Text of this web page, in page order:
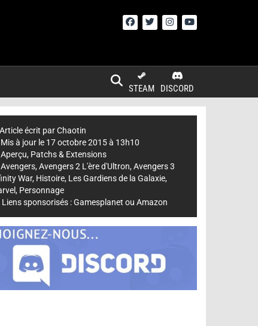
DISCORD
STEAM
Article écrit parChaotin
Mis à jour le 17 octobre 2015 à 13h10
Aperçu, Patchs & Extensions
Avengers, Avengers 2 L'ère d'Ultron, Avengers 3
War, Histoire, Les Gardiens de la Galaxie,
, Personnage
Liens sponsorisés :Gamesplanet ou Amazon